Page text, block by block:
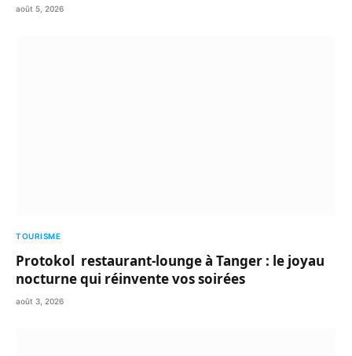
août 5, 2026
TOURISME
Protokol restaurant-lounge à Tanger : le joyau
nocturne qui réinvente vos soirées
août 3, 2026